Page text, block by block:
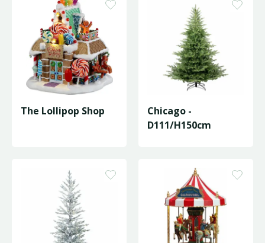
The Lollipop Shop
Chicago -
D111/H150cm